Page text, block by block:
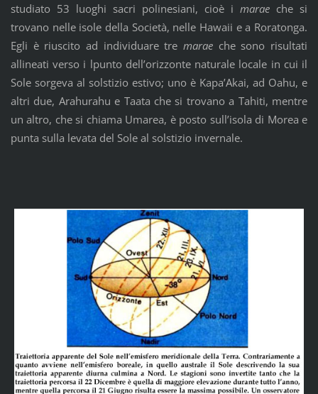
studiato 53 luoghi sacri polinesiani, cioè imarae che si
trovano nelle isole della Società, nelle Hawaii e a Roratonga.
Egli è riuscito ad individuare tremarae che sono risultati
allineati verso i lpunto dell’orizzonte naturale locale in cui il
Sole sorgeva al solstizio estivo; uno è Kapa’Akai, ad Oahu, e
altri due, Arahurahu e Taata che si trovano a Tahiti, mentre
un altro, che si chiama Umarea, è posto sull’isola di Morea e
punta sulla levata del Sole al solstizio invernale.